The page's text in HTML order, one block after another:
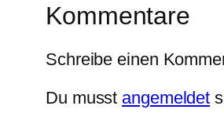
Kommentare
Schreibe einen
Du musst angemeldet